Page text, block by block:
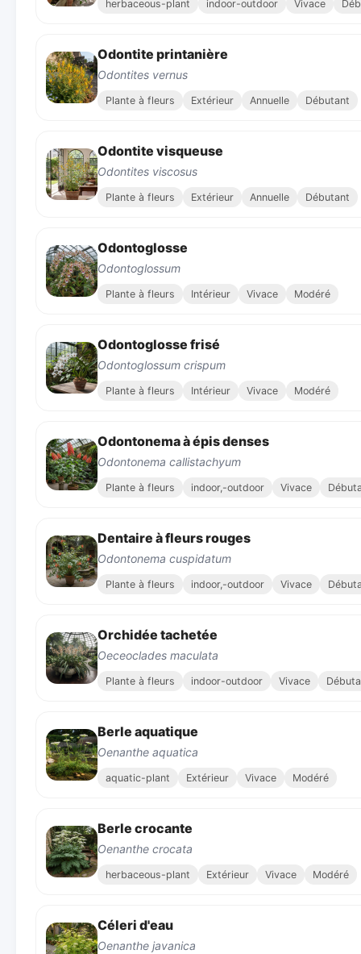
herbaceous-plant indoor-outdoor Vivace
Odontite printanière
Odontites vernus
Plante à fleurs Extérieur Annuelle Débutant
Odontite visqueuse
Odontites viscosus
Plante à fleurs Extérieur Annuelle Débutant
Odontoglosse
Odontoglossum
Plante à fleurs Intérieur Vivace Modéré
Odontoglosse frisé
Odontoglossum crispum
Plante à fleurs Intérieur Vivace Modéré
Odontonema à épis denses
Odontonema callistachyum
Plante à fleurs indoor,-outdoor Vivace
Dentaire à fleurs rouges
Odontonema cuspidatum
Plante à fleurs indoor,-outdoor Vivace
Orchidée tachetée
Oeceoclades maculata
Plante à fleurs indoor-outdoor Vivace
Berle aquatique
Oenanthe aquatica
aquatic-plant Extérieur Vivace Modéré
Berle crocante
Oenanthe crocata
herbaceous-plant Extérieur Vivace Modéré
Céleri d'eau
Oenanthe javanica